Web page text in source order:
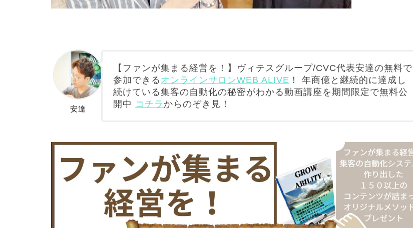
安達
【ファンが集まる経営を！】ヴィテスグループ/CVC代表安達の無料で
参加できる オンラインサロンWEB ALIVE ！ 年商億と継続的に達成し
続けている集客の自動化の秘密がわかる動画講座を期間限定で無料公
開中 コチラ からのぞき見！